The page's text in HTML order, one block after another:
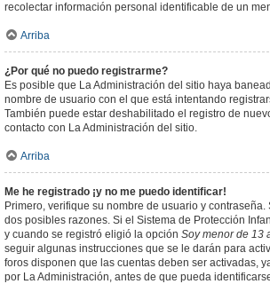
recolectar información personal identificable de un
Arriba
¿Por qué no puedo registrarme?
Es posible que La Administración del sitio haya
nombre de usuario con el que está intentando
También puede estar deshabilitado el registro de
contacto con La Administración del sitio.
Arriba
Me he registrado ¡y no me puedo identificar!
Primero, verifique su nombre de usuario y contraseña.
dos posibles razones. Si el Sistema de Protección
y cuando se registró eligió la opción Soy menor de 13
seguir algunas instrucciones que se le darán para
foros disponen que las cuentas deben ser activadas,
por La Administración, antes de que pueda